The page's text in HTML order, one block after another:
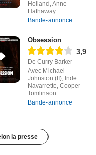
Holland, Anne
Hathaway
Bande-annonce
Obsession
3,9
De Curry Barker
Avec Michael
Johnston (II), Inde
Navarrette, Cooper
Tomlinson
Bande-annonce
la presse